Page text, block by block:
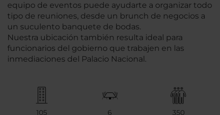
equipo de eventos puede ayudarte a organizar todo
tipo de reuniones, desde un brunch de negocios a
un suculento banquete de bodas.
Nuestra ubicación también resulta ideal para
funcionarios del gobierno que trabajen en las
inmediaciones del Palacio Nacional.
105
6
350